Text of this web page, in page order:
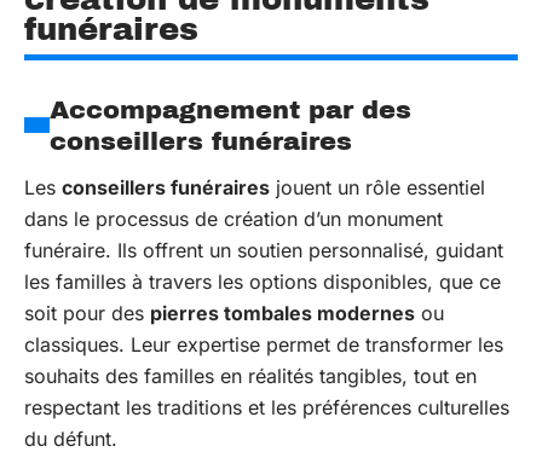
funéraires
Accompagnement par des
conseillers funéraires
Les conseillers funéraires jouent un rôle essentiel
dans le processus de création d’un monument
funéraire. Ils offrent un soutien personnalisé, guidant
les familles à travers les options disponibles, que ce
soit pour des pierres tombales modernes ou
classiques. Leur expertise permet de transformer les
souhaits des familles en réalités tangibles, tout en
respectant les traditions et les préférences culturelles
du défunt.